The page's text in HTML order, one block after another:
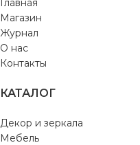
Главная
Магазин
Журнал
О нас
Контакты
КАТАЛОГ
Декор и зеркала
Мебель